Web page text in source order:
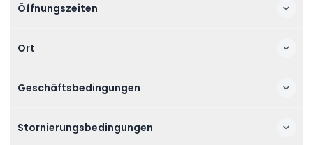
Öffnungszeiten
Ort
Geschäftsbedingungen
Stornierungsbedingungen